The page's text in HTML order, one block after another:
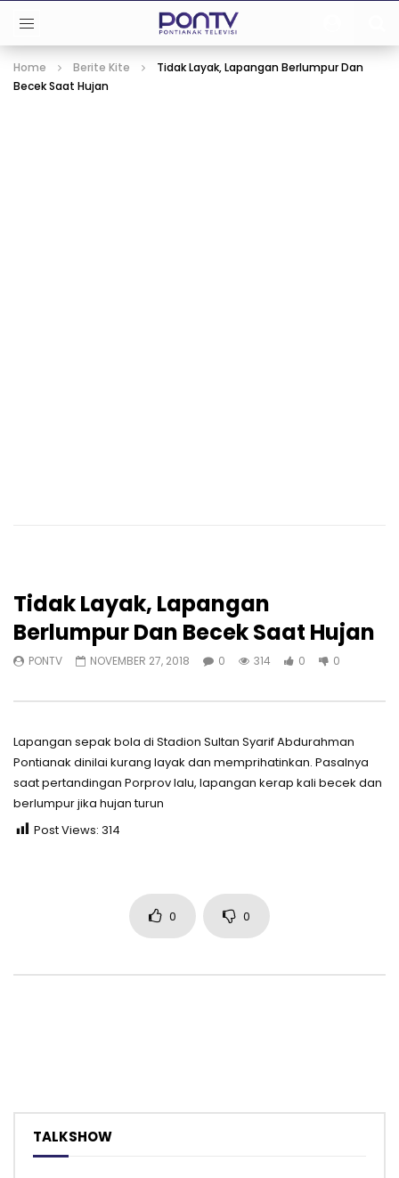
Home Berite Kite
Tidak Layak, Lapangan Berlumpur Dan
Becek Saat Hujan
Tidak Layak, Lapangan
Berlumpur Dan Becek Saat Hujan
PONTV NOVEMBER 27, 2018 0 314 0 0
Lapangan sepak bola di Stadion Sultan Syarif Abdurahman
Pontianak dinilai kurang layak dan memprihatinkan. Pasalnya
saat pertandingan Porprov lalu, lapangan kerap kali becek dan
berlumpur jika hujan turun
Post Views: 314
0 0
TALKSHOW